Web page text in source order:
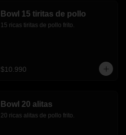
Bowl 15 tiritas de pollo
15 ricas tiritas de pollo frito.
$10.990
Bowl 20 alitas
20 ricas alitas de pollo frito.